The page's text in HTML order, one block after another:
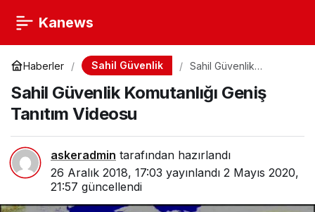
Kanews
Haberler Sahil Güvenlik
Sahil Güvenlik
Tanıtım Videosu
Sahil Güvenlik Komutanlığı Geniş
Tanıtım Videosu
askeradmin tarafından hazırlandı
26 Aralık 2018, 17:03 yayınlandı 2 Mayıs 2020,
21:57 güncellendi